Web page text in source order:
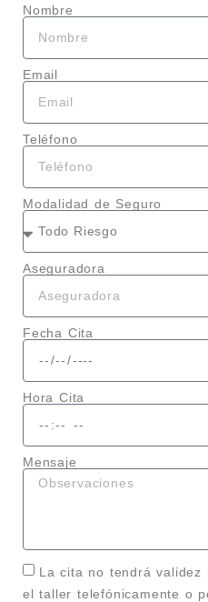
Nombre
Email
Teléfono
Modalidad de Seguro
Aseguradora
Fecha Cita
Hora Cita
Mensaje
La cita no tendrá validez
el taller telefónicamente o